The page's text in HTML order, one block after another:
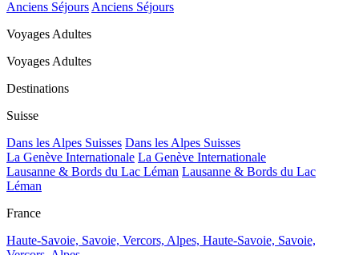
Anciens SéjoursAnciens Séjours
Voyages Adultes
Voyages Adultes
Destinations
Suisse
Dans les Alpes Suisses Dans les Alpes Suisses
La Genève Internationale La Genève Internationale
Lausanne & Bords du Lac Léman Lausanne & Bords du Lac
Léman
France
Haute-Savoie, Savoie, Vercors, Alpes, Haute-Savoie, Savoie,